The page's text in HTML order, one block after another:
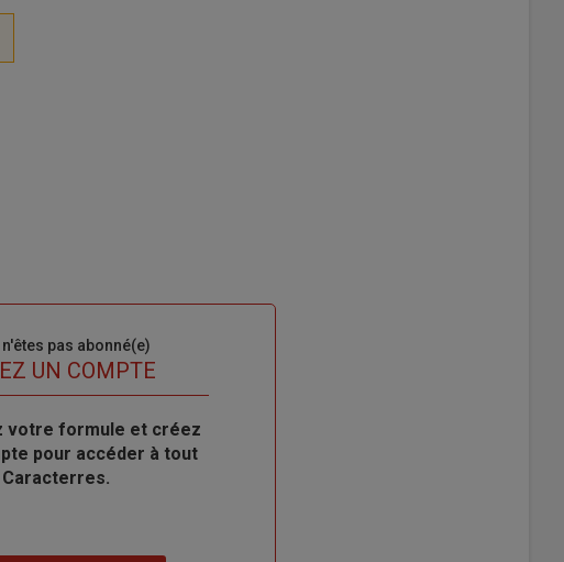
pas abonné(e)
UN COMPTE
votre formule et créez
pour accéder à tout
Caracterres.